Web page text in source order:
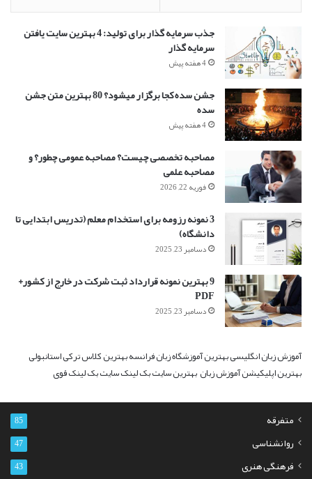
جذب سرمایه گذار برای تولید: 4 بهترین سایت یافتن
سرمایه گذار
4 هفته پیش
جشن سده کجا برگزار میشود؟ 80 بهترین متن جشن
سده
4 هفته پیش
مصاحبه تخصصی چیست؟ مصاحبه عمومی چطور؟ و
مصاحبه علمی
فوریه 22, 2026
3 نمونه رزومه برای استخدام معلم (تدریس ابتدایی تا
دانشگاه)
دسامبر 23, 2025
9 بهترین نمونه قرارداد ثبت شرکت در خارج از کشور+
PDF
دسامبر 23, 2025
آموزش زبان انگلیسیبهترین آموزشگاه زبان فرانسهبهترین کلاس ترکی استانبولی
بهترین اپلیکیشن آموزش زبانبهترین سایت بک لینکسایت بک لینک قوی
متفرقه 85
روانشناسی 47
فرهنگی هنری 43